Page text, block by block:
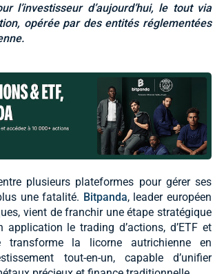
l’investisseur d’aujourd’hui, le tout via
opérée par des entités réglementées
plusieurs plateformes pour gérer ses
une fatalité. Bitpanda, leader européen
vient de franchir une étape stratégique
le trading d’actions, d’ETF et
transforme la licorne autrichienne en
tout-en-un, capable d’unifier